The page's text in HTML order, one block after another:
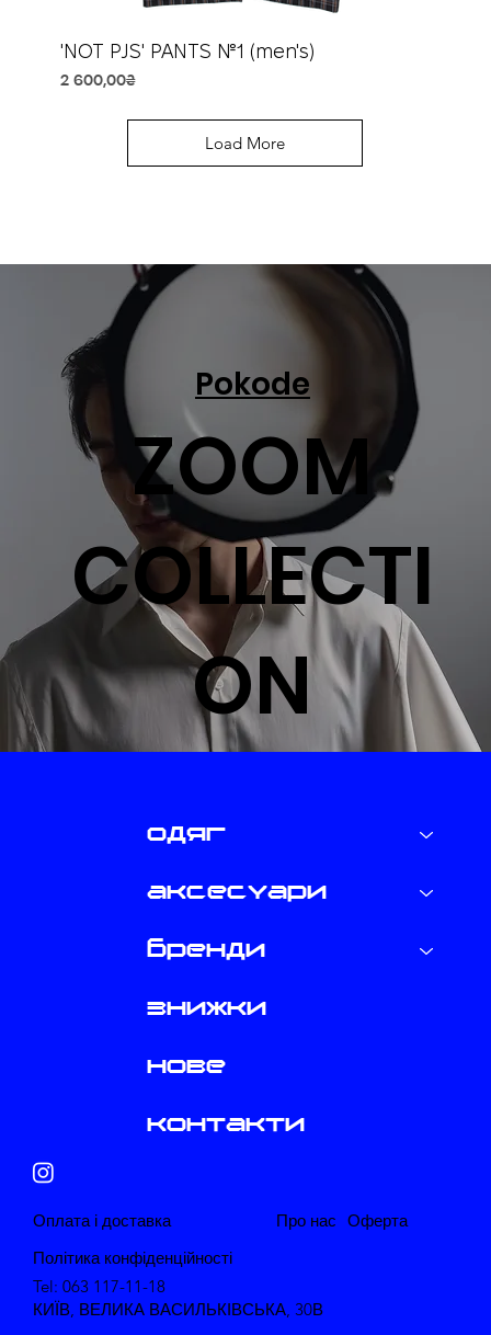
'NOT PJS' PANTS №1 (men's)
Price
2 600,00₴
Load More
Pokode
ZOOM
COLLECTI
ON
одяг
аксесуари
бренди
знижки
нове
контакти
Tel: 063 117-11-18
КИЇВ, ВЕЛИКА ВАСИЛЬКІВСЬКА, 30В
​Оплата і доставка ​Оферта
Про нас
Політика конфіденційності